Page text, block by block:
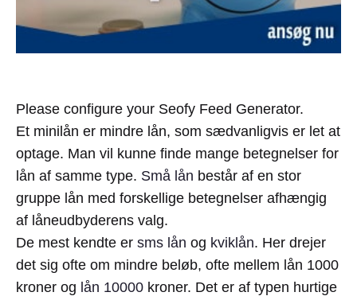
Please configure your Seofy Feed Generator.
Et minilån er mindre lån, som sædvanligvis er let at
optage. Man vil kunne finde mange betegnelser for
lån af samme type. Små lån består af en stor
gruppe lån med forskellige betegnelser afhængig
af låneudbyderens valg.
De mest kendte er sms lån og kviklån. Her drejer
det sig ofte om mindre beløb, ofte mellem lån 1000
kroner og lån 10000 kroner. Det er af typen hurtige